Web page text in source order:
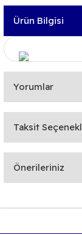
Ürün Bilgisi
Yorumlar
Taksit
Önerileriniz